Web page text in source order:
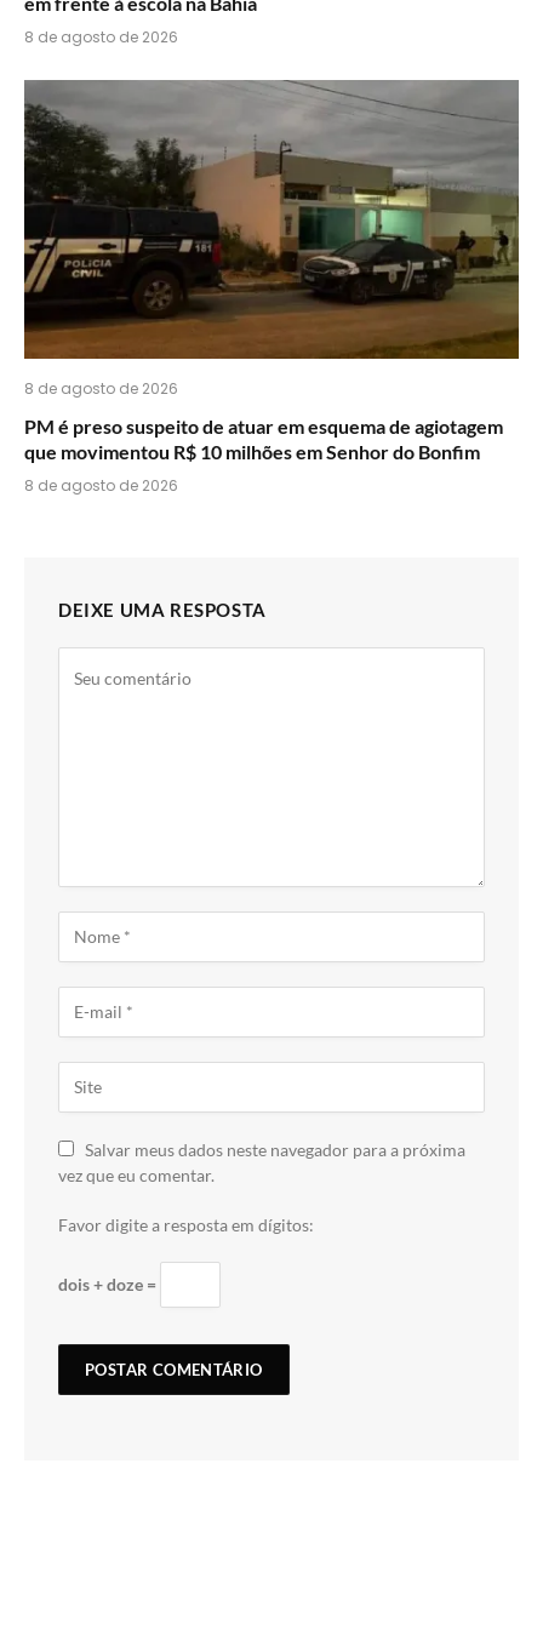
8 de agosto de 2026
8 de agosto de 2026
PM é preso suspeito de atuar em esquema de agiotagem
que movimentou R$ 10 milhões em Senhor do Bonfim
8 de agosto de 2026
DEIXE UMA RESPOSTA
Salvar meus dados neste navegador para a próxima
vez que eu comentar.
Favor digite a resposta em dígitos:
dois + doze =